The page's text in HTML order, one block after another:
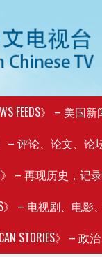
FEEDS》 – 美国
– 评论、论文、论
》 – 再现历史，
》 – 电视剧、电影
STORIES》 –